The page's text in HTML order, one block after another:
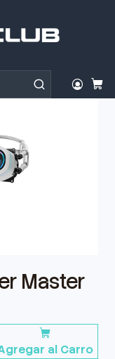
360 WH
Master
al Carro